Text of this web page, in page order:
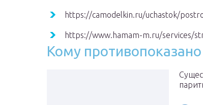
https://camodelkin.ru/uchastok/
https://www.hamam-m.ru/services/
Кому